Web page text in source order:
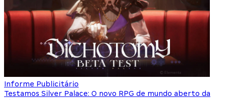
Informe Publicitário
Testamos Silver Palace: O novo RPG de mundo aberto da